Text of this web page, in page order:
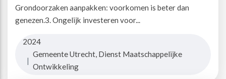
Grondoorzaken aanpakken: voorkomen is beter dan
genezen.3. Ongelijk investeren voor...
2024
|
Gemeente Utrecht, Dienst Maatschappelijke
Ontwikkeling